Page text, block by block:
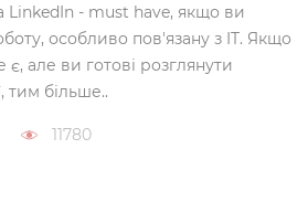
LinkedIn - must have, якщо ви
особливо пов'язану з IT. Якщо
є, але ви готові розглянути
тим більше..
11780